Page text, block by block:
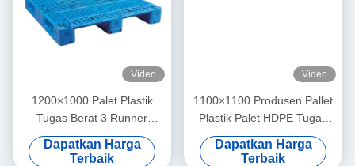
Video
1200×1000 Palet Plastik
Tugas Berat 3 Runner
Produsen Palet Euro
Dapatkan Harga
Terbaik
Video
1100×1100 Produsen Pallet
Plastik Palet HDPE Tugas
Berat Kustomisasi OEM
Dapatkan Harga
Terbaik